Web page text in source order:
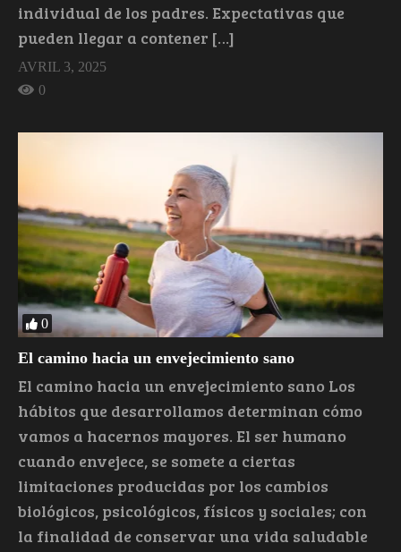
individual de los padres. Expectativas que
pueden llegar a contener […]
AVRIL 3, 2025
0
0
El camino hacia un envejecimiento sano
El camino hacia un envejecimiento sano Los
hábitos que desarrollamos determinan cómo
vamos a hacernos mayores. El ser humano
cuando envejece, se somete a ciertas
limitaciones producidas por los cambios
biológicos, psicológicos, físicos y sociales; con
la finalidad de conservar una vida saludable